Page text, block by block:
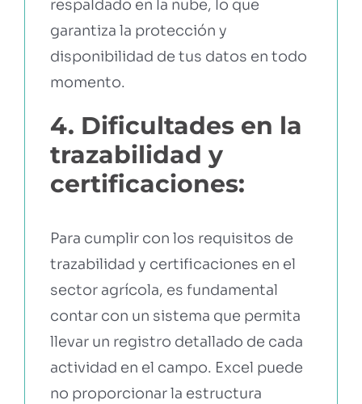
respaldado en la nube, lo que
garantiza la protección y
disponibilidad de tus datos en todo
momento.
4. Dificultades en la
trazabilidad y
certificaciones:
Para cumplir con los requisitos de
trazabilidad y certificaciones en el
sector agrícola, es fundamental
contar con un sistema que permita
llevar un registro detallado de cada
actividad en el campo. Excel puede
no proporcionar la estructura